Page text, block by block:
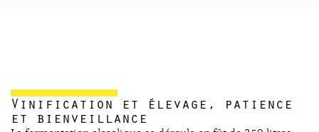
Vinification et élevage, patience
et bienveillance